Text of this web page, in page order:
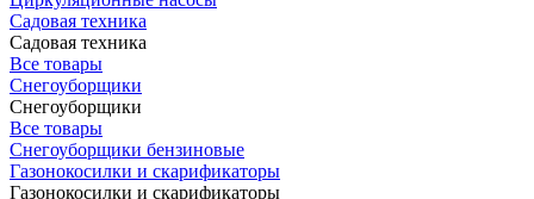
Садовая техника
Садовая техника
Все товары
Снегоуборщики
Снегоуборщики
Все товары
Снегоуборщики бензиновые
Газонокосилки и скарификаторы
Газонокосилки и скарификаторы